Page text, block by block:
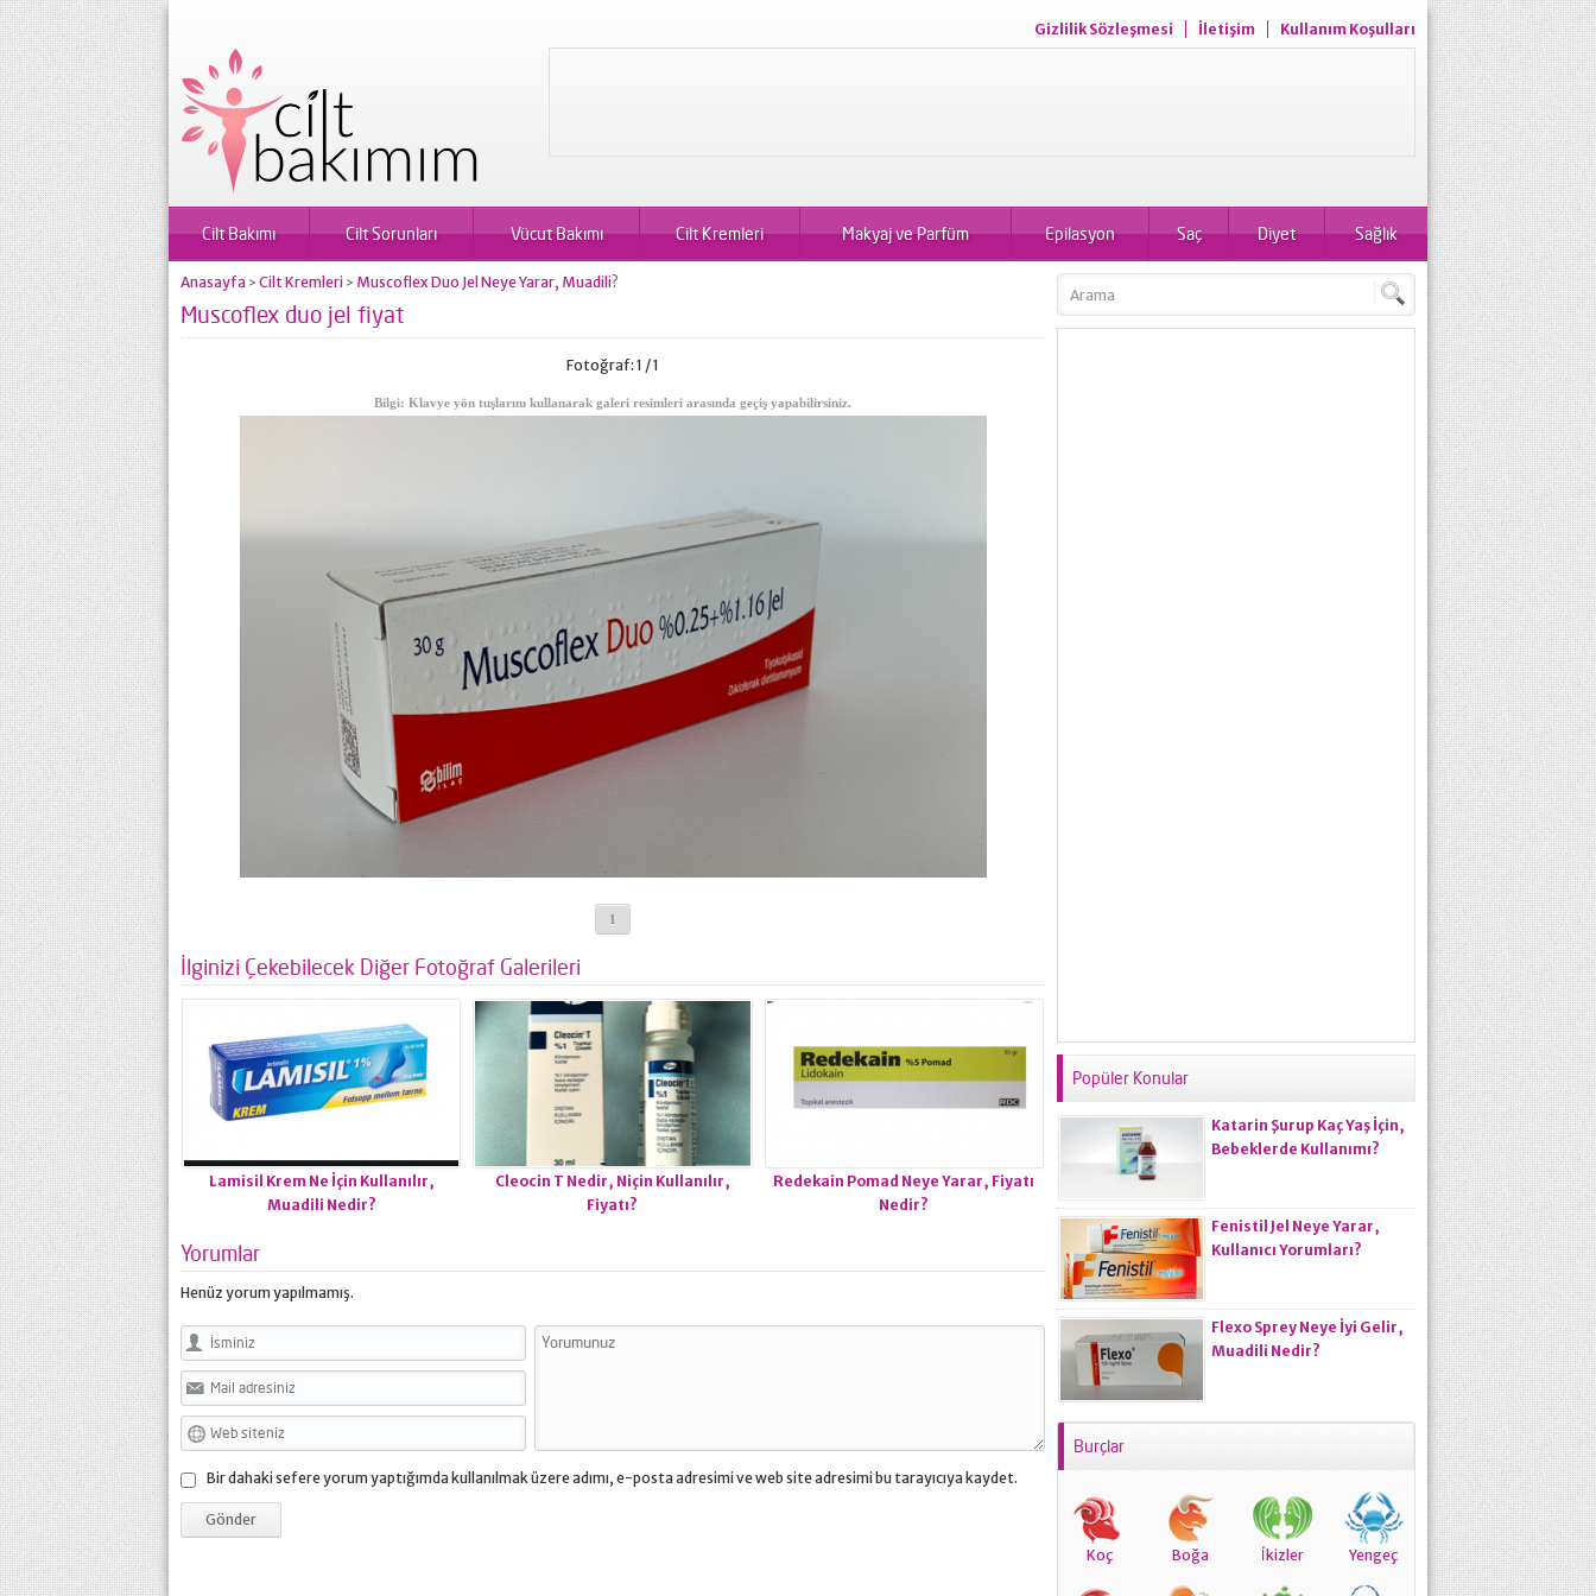
Gizlilik Sözleşmesi İletişim Kullanım Koşulları
Cilt Bakımı Cilt Sorunları Vücut Bakımı Cilt Kremleri Makyaj ve Parfüm Epilasyon Saç Diyet Sağlık
Anasayfa > Cilt Kremleri > Muscoflex Duo Jel Neye Yarar, Muadili?
Muscoflex duo jel fiyat
Fotoğraf: 1 / 1
Bilgi: Klavye yön tuşlarını kullanarak galeri resimleri arasında geçiş yapabilirsiniz.
1
İlginizi Çekebilecek Diğer Fotoğraf Galerileri
Lamisil Krem Ne İçin Kullanılır,
Muadili Nedir?
Cleocin T Nedir, Niçin Kullanılır,
Fiyatı?
Redekain Pomad Neye Yarar, Fiyatı
Nedir?
Yorumlar
Henüz yorum yapılmamış.
Bir dahaki sefere yorum yaptığımda kullanılmak üzere adımı, e-posta adresimi ve web site adresimi bu tarayıcıya kaydet.
Popüler Konular
Katarin Şurup Kaç Yaş İçin,
Bebeklerde Kullanımı?
Fenistil Jel Neye Yarar,
Kullanıcı Yorumları?
Flexo Sprey Neye İyi Gelir,
Muadili Nedir?
Burçlar
Koç Boğa İkizler Yengeç